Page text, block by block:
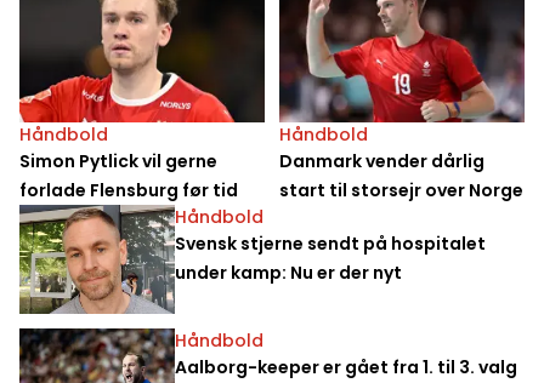
Håndbold
Simon Pytlick vil gerne
forlade Flensburg før tid
Håndbold
Danmark vender dårlig
start til storsejr over Norge
Håndbold
Svensk stjerne sendt på hospitalet
under kamp: Nu er der nyt
Håndbold
Aalborg-keeper er gået fra 1. til 3. valg